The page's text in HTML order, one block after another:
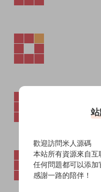
歡迎訪問米人源碼
本站所有資源來自
任何問題都可以添加
感謝一路的陪伴！